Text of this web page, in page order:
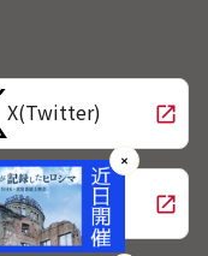
X(Twitter) open_in_new
LINE open_in_new
✕